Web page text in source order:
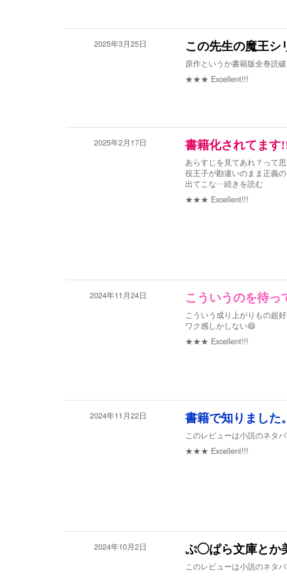
2025年3月25日 この先生の魔王シ
原作というか書籍版全巻読
★★★ Excellent!!!
2025年2月17日 書籍化されてます
あらすじを見てあれ？って
役王子が勘違いのまま正義
出てこな…続きを読む
★★★ Excellent!!!
2024年11月24日 こういうのを待っ
こういう成り上がりもの超
ワク感しかしない😄
★★★ Excellent!!!
2024年11月22日 書籍で知りました。
このレビューは小説のネタバ
★★★ Excellent!!!
2024年10月2日 ぷ◯ぱら文庫とか
このレビューは小説のネタバ